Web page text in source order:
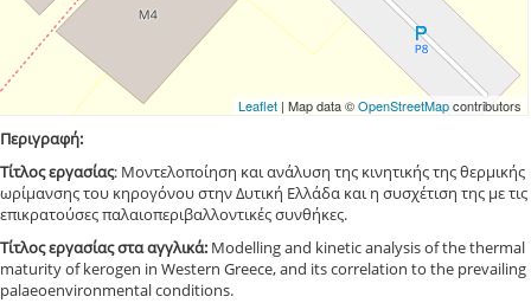
Leaflet| Map data ©OpenStreetMapcontributors
Περιγραφή:
Τίτλος εργασίας: Μοντελοποίηση και ανάλυση της κινητικής της θερμικής
ωρίμανσης του κηρογόνου στην Δυτική Ελλάδα και η συσχέτιση της με τις
επικρατούσες παλαιοπεριβαλλοντικές συνθήκες.
Τίτλοςεργασίαςστααγγλικά: Modelling and kinetic analysis of the thermal
maturity of kerogen in Western Greece, and its correlation to the prevailing
palaeoenvironmental conditions.